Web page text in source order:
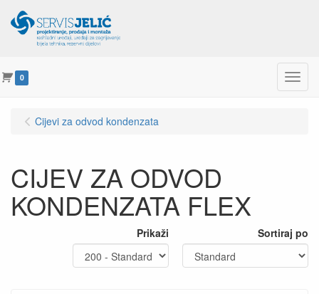
0 Menu
Cijevi za odvod kondenzata
CIJEV ZA ODVOD
KONDENZATA FLEX
Prikaži Sortiraj po